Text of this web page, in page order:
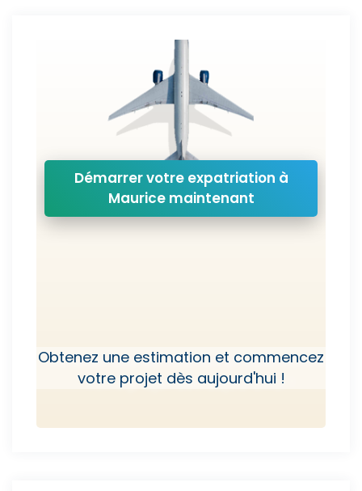
Démarrer votre expatriation à
Maurice maintenant
Obtenez une estimation et commencez
votre projet dès aujourd'hui !